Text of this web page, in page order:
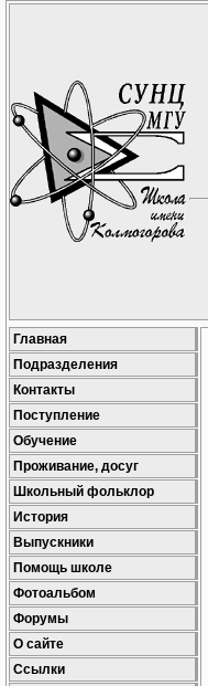
Главная
Подразделения
Контакты
Поступление
Обучение
Проживание, досуг
Школьный фольклор
История
Выпускники
Помощь школе
Фотоальбом
Форумы
О сайте
Ссылки